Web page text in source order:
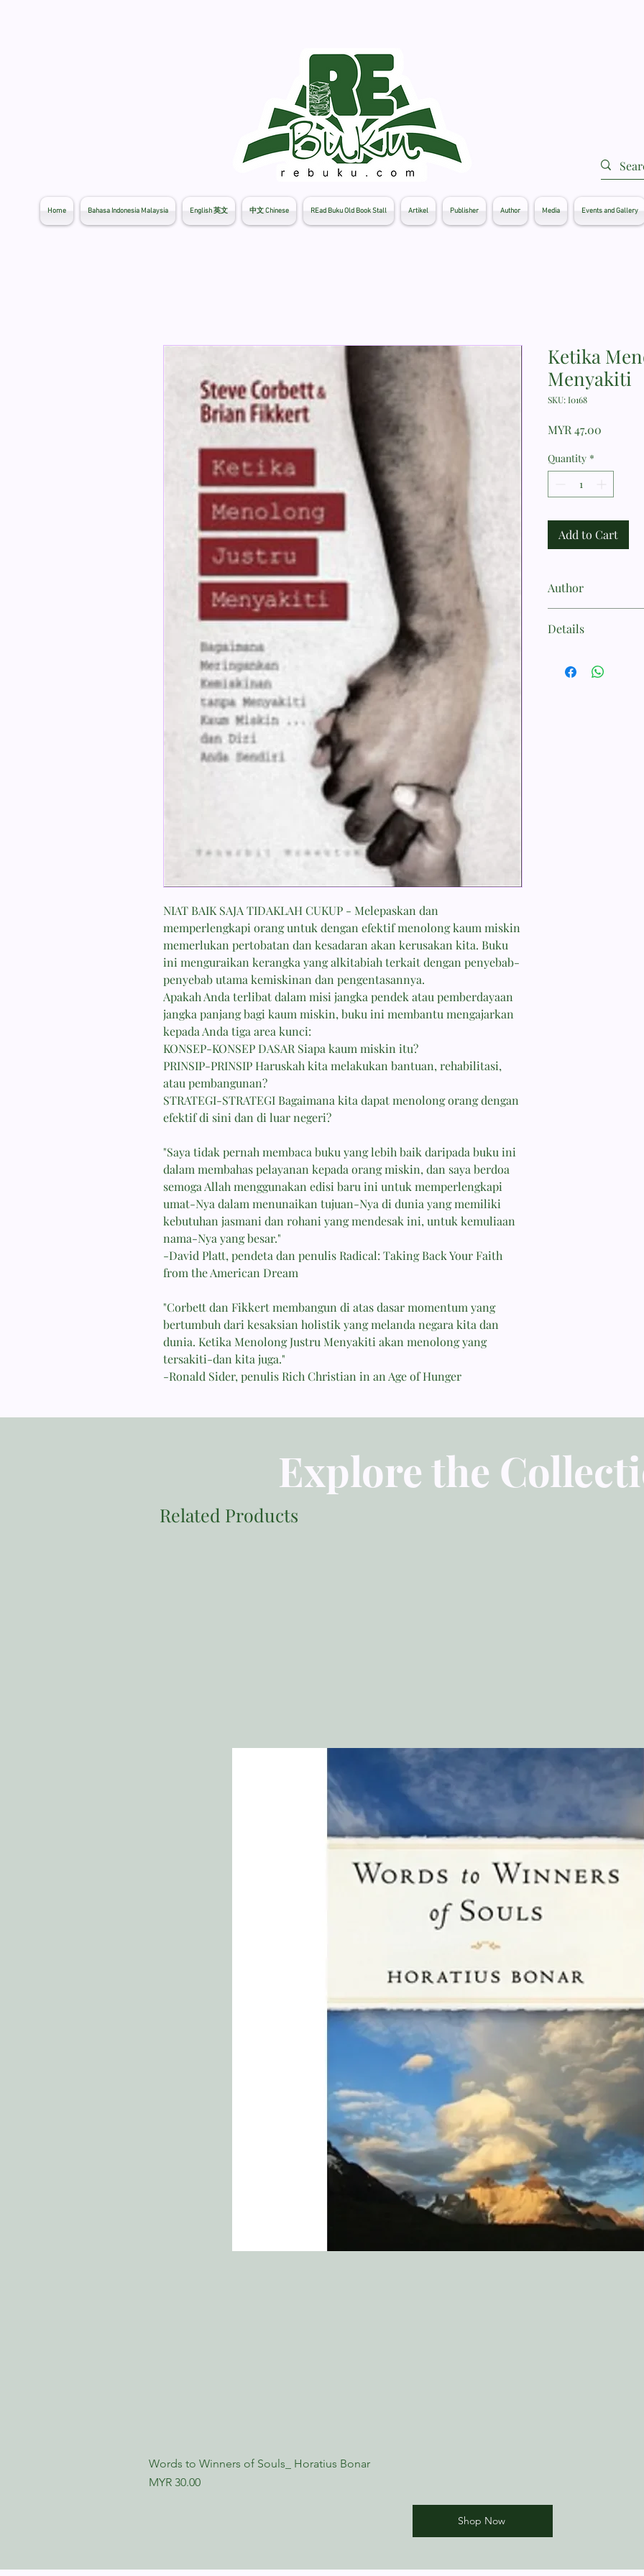
Home Bahasa Indonesia Malaysia English 英文 中文 Chinese REad Buku Old Book Stall Artikel Publisher Author Media Events and Gallery
NIAT BAIK SAJA TIDAKLAH CUKUP - Melepaskan dan
memperlengkapi orang untuk dengan efektif menolong kaum miskin
memerlukan pertobatan dan kesadaran akan kerusakan kita. Buku
ini menguraikan kerangka yang alkitabiah terkait dengan penyebab-
penyebab utama kemiskinan dan pengentasannya.
Apakah Anda terlibat dalam misi jangka pendek atau pemberdayaan
jangka panjang bagi kaum miskin, buku ini membantu mengajarkan
kepada Anda tiga area kunci:
KONSEP-KONSEP DASAR Siapa kaum miskin itu?
PRINSIP-PRINSIP Haruskah kita melakukan bantuan, rehabilitasi,
atau pembangunan?
STRATEGI-STRATEGI Bagaimana kita dapat menolong orang dengan
efektif di sini dan di luar negeri?
"Saya tidak pernah membaca buku yang lebih baik daripada buku ini
dalam membahas pelayanan kepada orang miskin, dan saya berdoa
semoga Allah menggunakan edisi baru ini untuk memperlengkapi
umat-Nya dalam menunaikan tujuan-Nya di dunia yang memiliki
kebutuhan jasmani dan rohani yang mendesak ini, untuk kemuliaan
nama-Nya yang besar."
-David Platt, pendeta dan penulis Radical: Taking Back Your Faith
from the American Dream
"Corbett dan Fikkert membangun di atas dasar momentum yang
bertumbuh dari kesaksian holistik yang melanda negara kita dan
dunia. Ketika Menolong Justru Menyakiti akan menolong yang
tersakiti-dan kita juga."
-Ronald Sider, penulis Rich Christian in an Age of Hunger
Ketika
Menyakiti
SKU: I0168
MYR 47.00
Quantity *
Add to Cart
Author
Details
Penerbit Momentum
Explore the
Related Products
Words to Winners of Souls_ Horatius Bonar
Price
MYR 30.00
Shop Now